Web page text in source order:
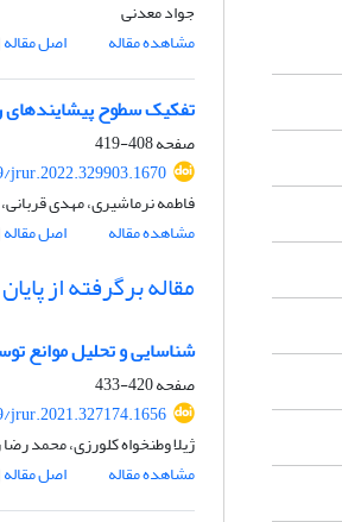
جواد معدنی
مشاهده مقاله
اصل مقاله
تفکیک سطوح پیشایندهای
صفحه408-419
jrur.2022.329903.1670
فاطمه نرماشیری، مهدی
مشاهده مقاله
اصل مقاله
مقاله برگرفته از
شناسایی و تحلیل موانع
صفحه420-433
jrur.2021.327174.1656
ژیلا وطنخواه کلورزی، محمد
مشاهده مقاله
اصل مقاله